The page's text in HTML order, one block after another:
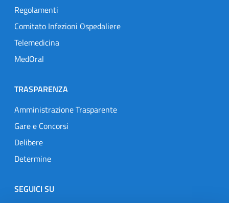
Regolamenti
Comitato Infezioni Ospedaliere
Telemedicina
MedOral
TRASPARENZA
Amministrazione Trasparente
Gare e Concorsi
Delibere
Determine
SEGUICI SU
Designers Italia
TwitterInstagramYoutubeLinkedin